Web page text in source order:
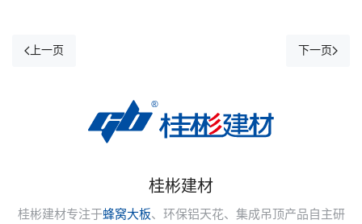
上一页 下一页
桂彬建材
桂彬建材专注于蜂窝大板、环保铝天花、集成吊顶产品自主研